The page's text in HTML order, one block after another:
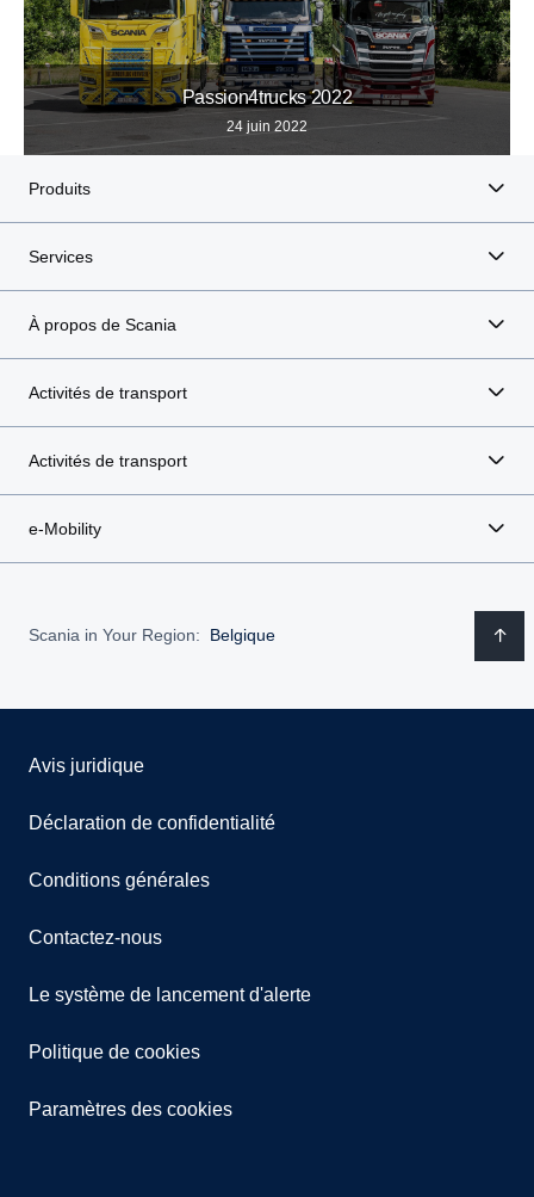
Passion4trucks 2022
24 juin 2022
Produits
Services
À propos de Scania
Activités de transport
Activités de transport
e-Mobility
Scania in Your Region: Belgique
Avis juridique
Déclaration de confidentialité
Conditions générales
Contactez-nous
Le système de lancement d'alerte
Politique de cookies
Paramètres des cookies